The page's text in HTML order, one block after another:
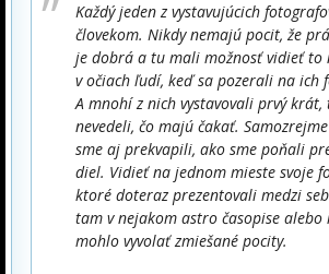
Každý jeden z vystavujúcich
človekom. Nikdy nemajú pocit, že
je dobrá a tu mali možnosť vidieť to
v očiach ľudí, keď sa pozerali na ich
A mnohí z nich vystavovali prvý krát,
nevedeli, čo majú čakať.
sme aj prekvapili, ako sme poňali
diel. Vidieť na jednom mieste svoje
ktoré doteraz prezentovali medzi
tam v nejakom astro časopise alebo
mohlo vyvolať zmiešané pocity.